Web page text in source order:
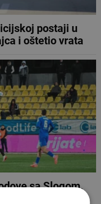
postaji u
i oštetio vrata
sa Slogom,